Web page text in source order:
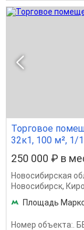
Торговое
32к1, 100 м², 1/
250 000 ₽ в
Новосибирская
Новосибирск,
Площадь
Номер объекта:.